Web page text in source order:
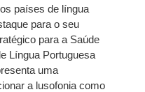
países de língua
para o seu
para a Saúde
Língua Portuguesa
uma
a lusofonia como